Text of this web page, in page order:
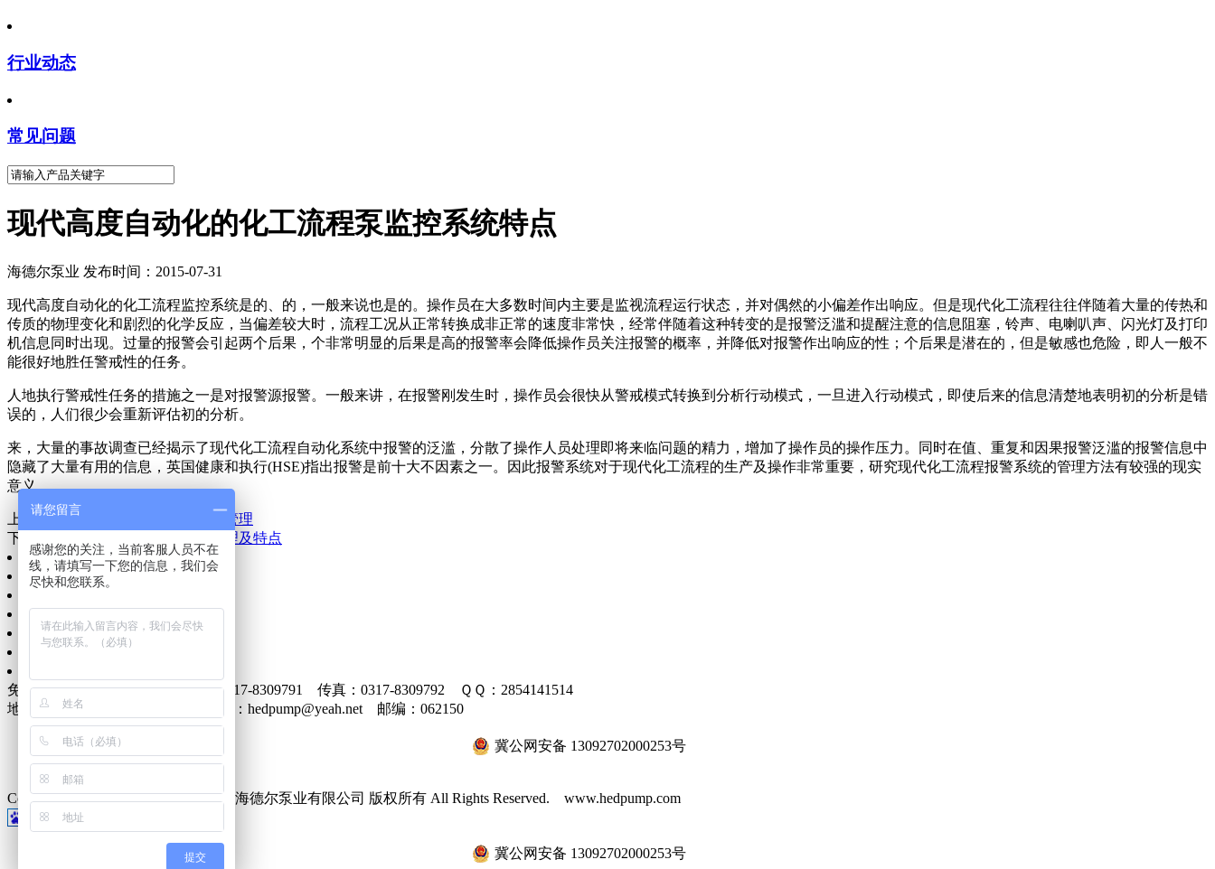
行业动态
常见问题
现代高度自动化的化工流程泵监控系统特点
海德尔泵业 发布时间：2015-07-31
现代高度自动化的化工流程监控系统是的、的，一般来说也是的。操作员在大多数时间内主要是监视流程运行状态，并对偶然的小偏差作出响应。但是现代化工流程往往伴随着大量的传热和
传质的物理变化和剧烈的化学反应，当偏差较大时，流程工况从正常转换成非正常的速度非常快，经常伴随着这种转变的是报警泛滥和提醒注意的信息阻塞，铃声、电喇叭声、闪光灯及打印
机信息同时出现。过量的报警会引起两个后果， 个非常明显的后果是高的报警率会降低操作员关注报警的概率，并降低对报警作出响应的性； 个后果是潜在的，但是敏感也危险，即人一般不
能很好地胜任警戒性的任务。
人地执行警戒性任务的措施之一是对报警源报警。一般来讲，在报警刚发生时，操作员会很快从警戒模式转换到分析行动模式，一旦进入行动模式，即使后来的信息清楚地表明初的分析是错
误的，人们很少会重新评估初的分析。
来，大量的事故调查已经揭示了现代化工流程自动化系统中报警的泛滥，分散了操作人员处理即将来临问题的精力，增加了操作员的操作压力。同时在值、重复和因果报警泛滥的报警信息中
隐藏了大量有用的信息，英国健康和执行(HSE)指出报警是前十大不因素之一。因此报警系统对于现代化工流程的生产及操作非常重要，研究现代化工流程报警系统的管理方法有较强的现实
意义。
上一篇：化工流程泵报警系统运行管理
下一篇：
化工流程泵机械密封的原理及特点
网站首页
公司简介
产品展示
质量服务
企业文化
免费电话：400-0317-986 电话：0317-8309791 传真：0317-8309792 ＱＱ：2854141514
地址：南皮县泊东泊盐路南 E-mail：hedpump@yeah.net 邮编：062150
冀公网安备 13092702000253号
Copyright © 2014-2015 YsEIMS. 沧州海德尔泵业有限公司 版权所有 All Rights Reserved. www.hedpump.com
冀公网安备 13092702000253号
请您留言
感谢您的关注，当前客服人员不在
线，请填写一下您的信息，我们会
尽快和您联系。
提交